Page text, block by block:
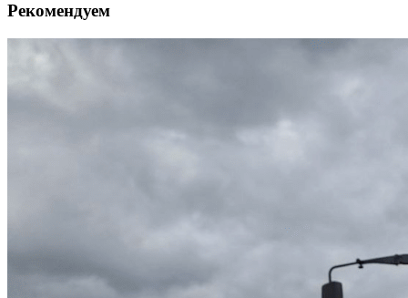
Рекомендуем